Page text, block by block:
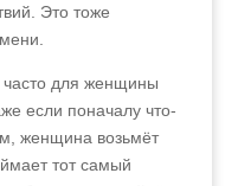
Это тоже
для женщины
если поначалу что-
женщина возьмёт
тот самый